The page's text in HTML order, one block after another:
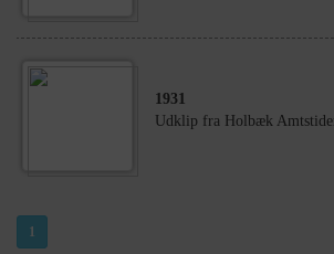
1931
Udklip fra Holbæk
1